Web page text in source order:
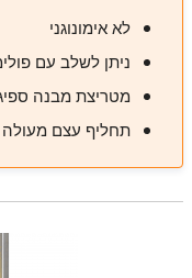
לא אימונוגני
ניתן לשלב עם
מטריצת מבנה
תחליף עצם מעולה